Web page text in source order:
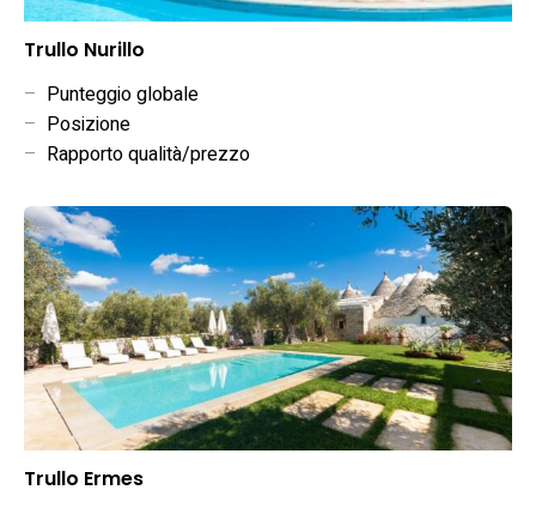
Trullo Nurillo
– Punteggio globale
– Posizione
– Rapporto qualità/prezzo
Trullo Ermes